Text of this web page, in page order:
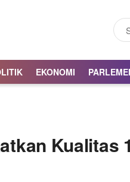
EKONOMI
Kualitas